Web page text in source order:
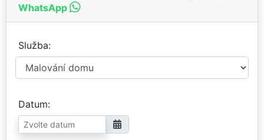
WhatsApp
Služba
Datum